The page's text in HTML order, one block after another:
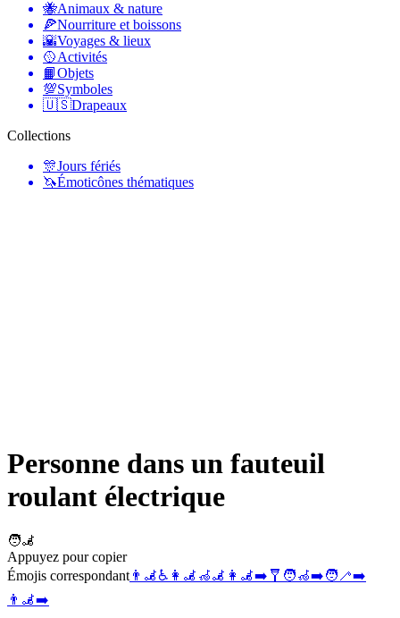
🐝Animaux & nature
🍕Nourriture et boissons
🌇Voyages & lieux
🥎Activités
📙Objets
💯Symboles
🇺🇸Drapeaux
Collections
🎊Jours fériés
🦄Émoticônes thématiques
Personne dans un fauteuil
roulant électrique
🧑‍🦼
Appuyez pour copier
Émojis correspondant 👨‍🦼♿ 👩‍🦼 🦽🦼 👩‍🦼‍➡️ 🩼 🧑‍🦽‍➡️🧑‍🦯‍➡️
👨‍🦼‍➡️